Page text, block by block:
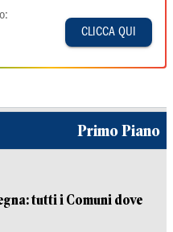
CLICCA QUI
Primo Piano
tutti i Comuni dove